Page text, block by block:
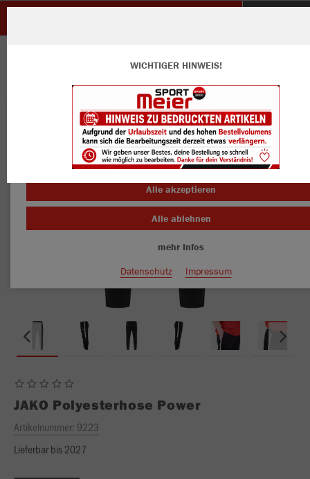
JAKO Polyesterhose Power
Artikelnummer: 9223
Lieferbar bis 2027
WICHTIGER HINWEIS!
Wir verwenden Cookies
Durch die Analyse der Besucherdaten können wir dir personalisierte
Inhalte anzeigen und unsere Website verbessern. Weitere
zu den Cookies findest Du in den Einstellungen.
Alle akzeptieren
Alle ablehnen
mehr Infos
Datenschutz
Impressum